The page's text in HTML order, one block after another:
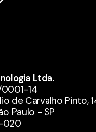
Ltda.
14
de Carvalho Pinto,
Paulo - SP
020